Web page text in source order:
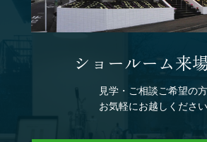
ショールーム来
見学・ご相談ご希望の
お気軽にお越しください